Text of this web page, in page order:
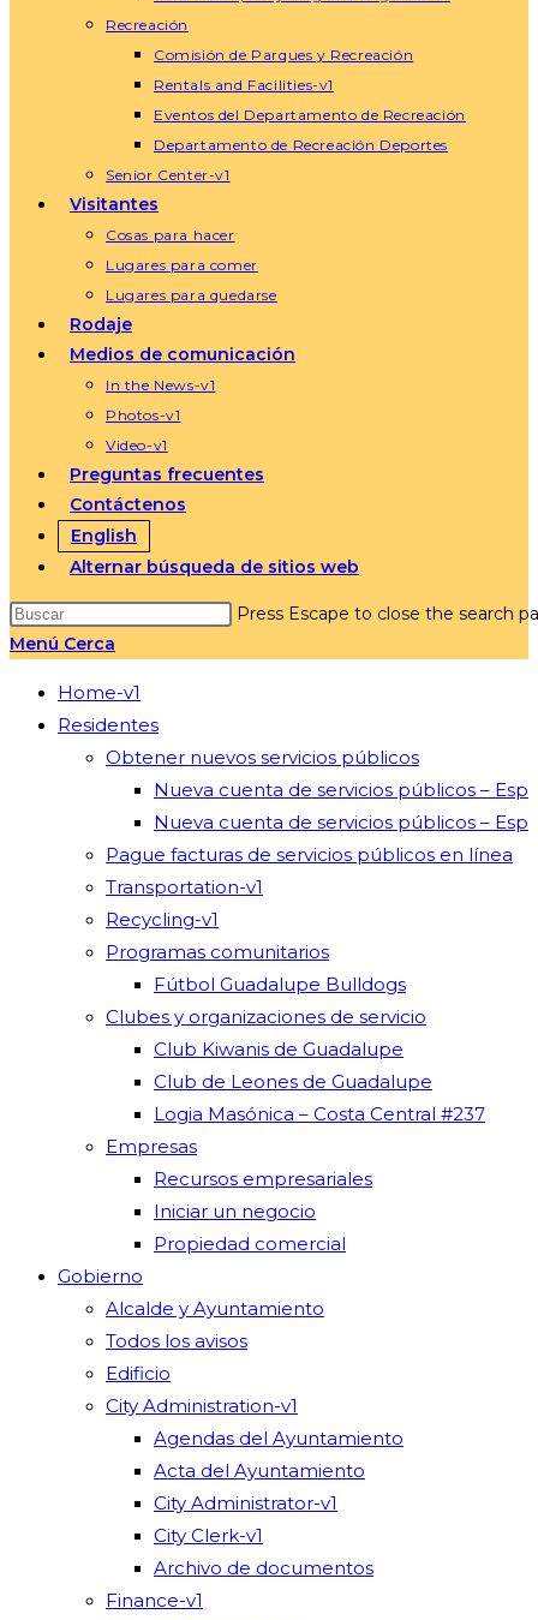
Recreación
Comisión de Parques y Recreación
Rentals and Facilities-v1
Eventos del Departamento de Recreación
Departamento de Recreación Deportes
Senior Center-v1
Visitantes
Cosas para hacer
Lugares para comer
Lugares para quedarse
Rodaje
Medios de comunicación
In the News-v1
Photos-v1
Video-v1
Preguntas frecuentes
Contáctenos
English
Alternar búsqueda de sitios web
Press Escape to close the search
Menú Cerca
Home-v1
Residentes
Obtener nuevos servicios públicos
Nueva cuenta de servicios públicos – Esp
Nueva cuenta de servicios públicos – Esp
Pague facturas de servicios públicos en línea
Transportation-v1
Recycling-v1
Programas comunitarios
Fútbol Guadalupe Bulldogs
Clubes y organizaciones de servicio
Club Kiwanis de Guadalupe
Club de Leones de Guadalupe
Logia Masónica – Costa Central #237
Empresas
Recursos empresariales
Iniciar un negocio
Propiedad comercial
Gobierno
Alcalde y Ayuntamiento
Todos los avisos
Edificio
City Administration-v1
Agendas del Ayuntamiento
Acta del Ayuntamiento
City Administrator-v1
City Clerk-v1
Archivo de documentos
Finance-v1